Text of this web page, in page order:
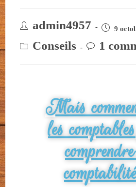
admin4957 9
Conseils 1
Mais
les